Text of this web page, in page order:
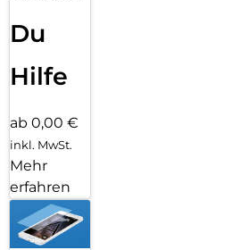
Du
Hilfe
ab 0,00 €
inkl. MwSt.
Mehr
erfahren